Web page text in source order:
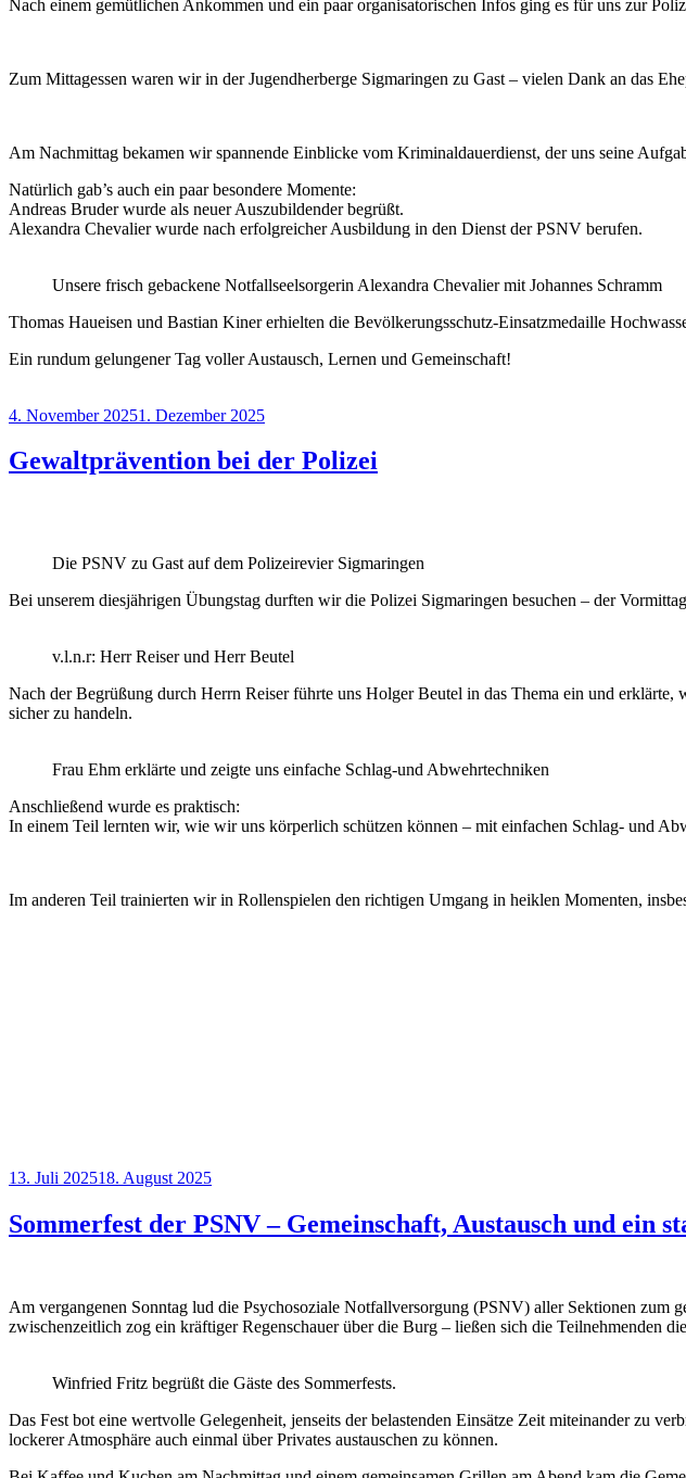
Nach einem gemütlichen Ankommen und ein paar organisatorischen Infos ging es für uns zur
Zum Mittagessen waren wir in der Jugendherberge Sigmaringen zu Gast – vielen Dank an das
Am Nachmittag bekamen wir spannende Einblicke vom Kriminaldauerdienst, der uns seine
Natürlich gab’s auch ein paar besondere Momente:
Andreas Bruder wurde als neuer Auszubildender begrüßt.
Alexandra Chevalier wurde nach erfolgreicher Ausbildung in den Dienst der PSNV berufen.
Unsere frisch gebackene Notfallseelsorgerin Alexandra Chevalier mit Johannes Schramm
Thomas Haueisen und Bastian Kiner erhielten die Bevölkerungsschutz-Einsatzmedaille
Ein rundum gelungener Tag voller Austausch, Lernen und Gemeinschaft!
Veröffentlicht
4. November 20251. Dezember 2025
Gewaltprävention bei der Polizei
Die PSNV zu Gast auf dem Polizeirevier Sigmaringen
Bei unserem diesjährigen Übungstag durften wir die Polizei Sigmaringen besuchen – der
v.l.n.r: Herr Reiser und Herr Beutel
Nach der Begrüßung durch Herrn Reiser führte uns Holger Beutel in das Thema ein und
sicher zu handeln.
Frau Ehm erklärte und zeigte uns einfache Schlag-und Abwehrtechniken
Anschließend wurde es praktisch:
In einem Teil lernten wir, wie wir uns körperlich schützen können – mit einfachen Schlag- und
Im anderen Teil trainierten wir in Rollenspielen den richtigen Umgang in heiklen Momenten,
Veröffentlicht
13. Juli 202518. August 2025
Sommerfest der PSNV – Gemeinschaft, Austausch und ein
Am vergangenen Sonntag lud die Psychosoziale Notfallversorgung (PSNV) aller Sektionen zum
zwischenzeitlich zog ein kräftiger Regenschauer über die Burg – ließen sich die Teilnehmenden
Winfried Fritz begrüßt die Gäste des Sommerfests.
Das Fest bot eine wertvolle Gelegenheit, jenseits der belastenden Einsätze Zeit miteinander zu
lockerer Atmosphäre auch einmal über Privates austauschen zu können.